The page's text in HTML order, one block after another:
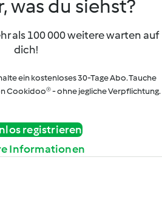
was du siehst?
als 100 000 weitere warten auf
dich!
ein kostenloses 30-Tage Abo. Tauche
Cookidoo® - ohne jegliche Verpflichtung.
registrieren
Informationen